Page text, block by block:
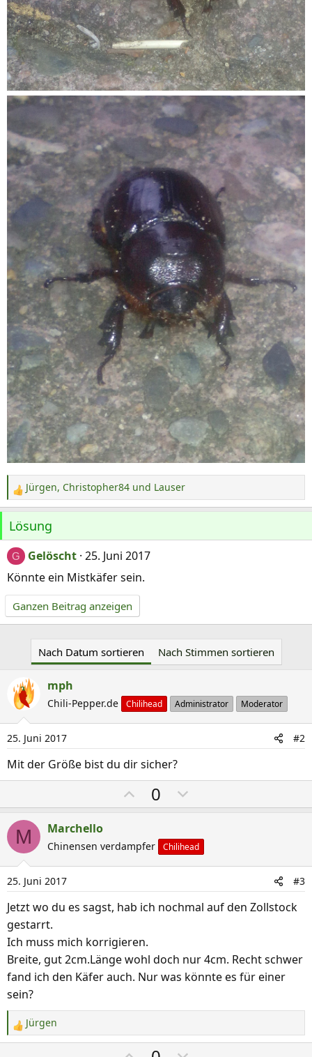
R
e
a
k
t
i
o
n
e
Jürgen, Christopher84 und Lauser
Lösung
G Gelöscht 25. Juni 2017
Könnte ein Mistkäfer sein.
Ganzen Beitrag anzeigen
Nach Datum sortieren Nach Stimmen sortieren
mph
Chili-Pepper.de Chilihead Administrator Moderator
25. Juni 2017 #2
Mit der Größe bist du dir sicher?
o
i
t
v
e
t
i
m
e
0
e
a
t
v
e
i
m
e
M Marchello
Chinensen verdampfer Chilihead
25. Juni 2017 #3
Jetzt wo du es sagst, hab ich nochmal auf den Zollstock
gestarrt.
Ich muss mich korrigieren.
Breite, gut 2cm.Länge wohl doch nur 4cm. Recht schwer
fand ich den Käfer auch. Nur was könnte es für einer
sein?
R
e
Jürgen